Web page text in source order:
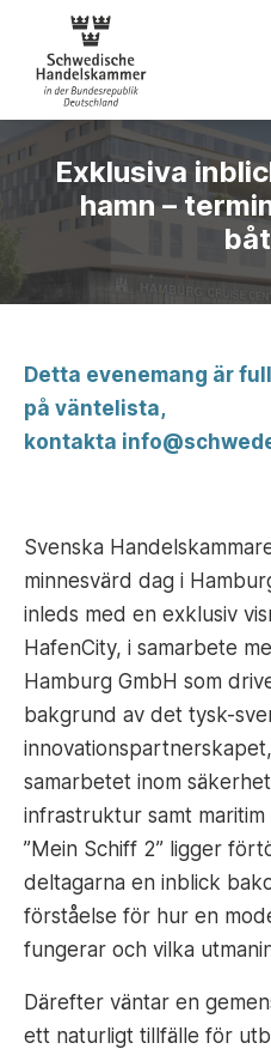
Svenska
Exklusiva
hamn –
Detta evenemang är
på väntelista,
kontakta
Svenska
minnesvärd dag i
inleds med en exklusiv
HafenCity, i samarbete
Hamburg GmbH som
bakgrund av det tysk-
samarbetet inom
infrastruktur samt
”Mein Schiff 2” ligger
deltagarna en inblick
förståelse för hur en
fungerar och vilka
Därefter väntar en
ett naturligt tillfälle för